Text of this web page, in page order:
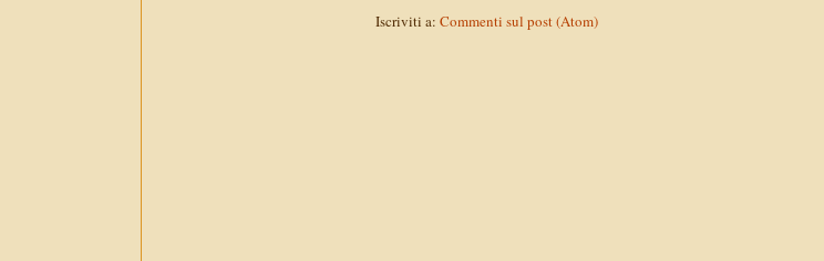
Iscriviti a: Commenti sul post (Atom)